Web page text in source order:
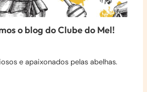
o blog do Clube do Mel!
e apaixonados pelas abelhas.